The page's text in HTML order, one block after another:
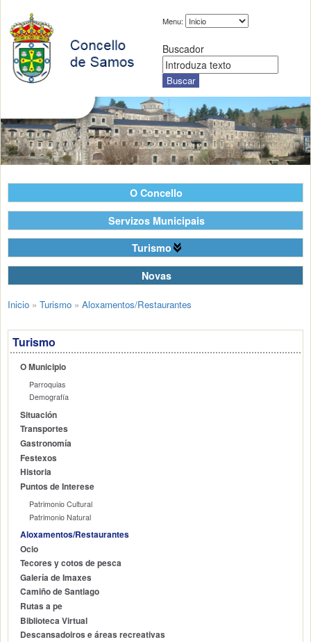
Menu:
Buscador
O Concello
Servizos Municipais
Turismo
Novas
Inicio » Turismo » Aloxamentos/Restaurantes
Turismo
O Municipio
Parroquias
Demografía
Situación
Transportes
Gastronomía
Festexos
Historia
Puntos de Interese
Patrimonio Cultural
Patrimonio Natural
Aloxamentos/Restaurantes
Ocio
Tecores y cotos de pesca
Galería de Imaxes
Camiño de Santiago
Rutas a pe
Biblioteca Virtual
Descansadoiros e áreas recreativas